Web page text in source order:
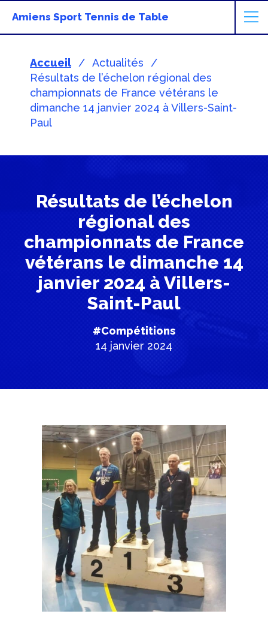
Amiens Sport Tennis de Table
Accueil
Actualités
Résultats de l’échelon régional des
championnats de France vétérans le
dimanche 14 janvier 2024 à Villers-Saint-
Paul
Résultats de l’échelon
régional des
championnats de France
vétérans le dimanche 14
janvier 2024 à Villers-
Saint-Paul
#Compétitions
14 janvier 2024